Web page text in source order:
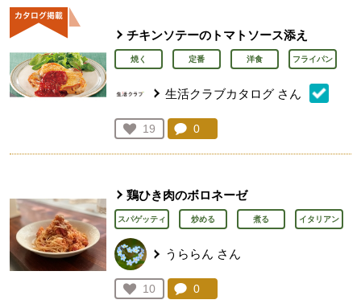
チキンソテーのトマトソース添え
焼く 定番 洋食 フライパン
生活クラブカタログ さん
お気に入り登録：
19
人が登録
コメント：
0
鶏ひき肉のボロネーゼ
スパゲッティ 炒める 煮る イタリアン
うららん さん
お気に入り登録：
10
人が登録
コメント：
0